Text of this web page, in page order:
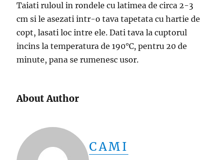
Taiati ruloul in rondele cu latimea de circa 2-3
cm si le asezati intr-o tava tapetata cu hartie de
copt, lasati loc intre ele. Dati tava la cuptorul
incins la temperatura de 190°C, pentru 20 de
minute, pana se rumenesc usor.
About Author
CAMI